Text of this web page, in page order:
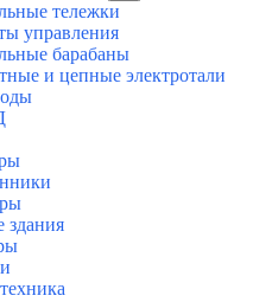
тележки
управления
барабаны
и цепные электротали
здания